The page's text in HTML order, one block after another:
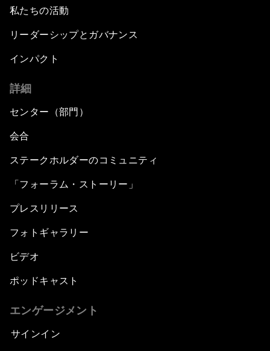
私たちの活動
リーダーシップとガバナンス
インパクト
詳細
センター（部門）
会合
ステークホルダーのコミュニティ
「フォーラム・ストーリー」
プレスリリース
フォトギャラリー
ビデオ
ポッドキャスト
エンゲージメント
サインイン